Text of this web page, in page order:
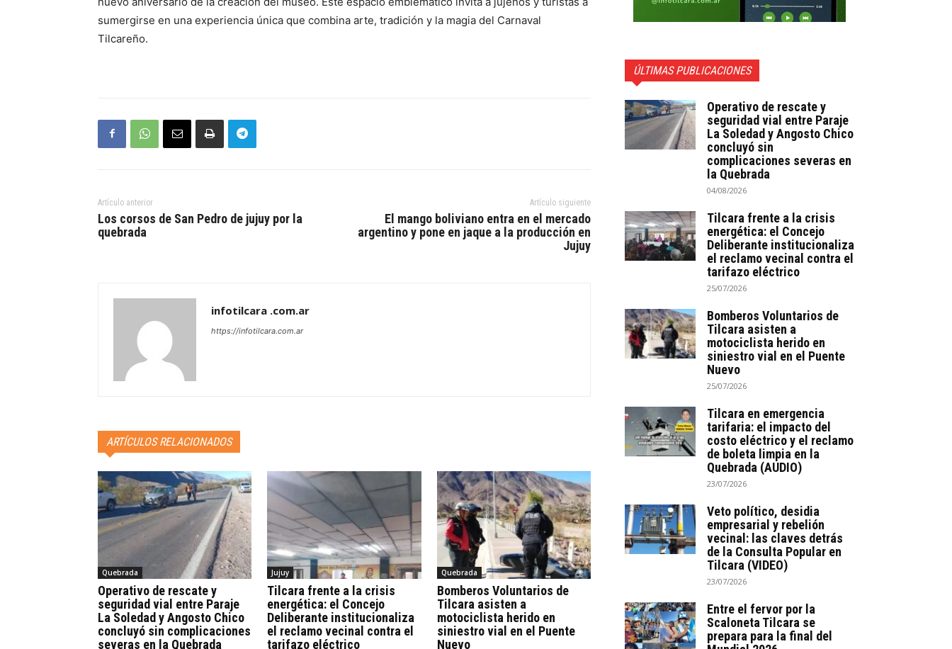
sumergirse en una experiencia única que combina arte, tradición y la magia del Carnaval
Tilcareño.
Artículo anterior
Los corsos de San Pedro de jujuy por la
quebrada
Artículo siguiente
El mango boliviano entra en el mercado
argentino y pone en jaque a la producción en
Jujuy
infotilcara .com.ar
https://infotilcara.com.ar
ARTÍCULOS RELACIONADOS
Quebrada
Operativo de rescate y
seguridad vial entre Paraje
La Soledad y Angosto Chico
concluyó sin complicaciones
severas en la Quebrada
Jujuy
Tilcara frente a la crisis
energética: el Concejo
Deliberante institucionaliza
el reclamo vecinal contra el
tarifazo eléctrico
Quebrada
Bomberos Voluntarios de
Tilcara asisten a
motociclista herido en
siniestro vial en el Puente
Nuevo
ÚLTIMAS PUBLICACIONES
Operativo de rescate y
seguridad vial entre Paraje
La Soledad y Angosto Chico
concluyó sin
complicaciones severas en
la Quebrada
04/08/2026
Tilcara frente a la crisis
energética: el Concejo
Deliberante institucionaliza
el reclamo vecinal contra el
tarifazo eléctrico
25/07/2026
Bomberos Voluntarios de
Tilcara asisten a
motociclista herido en
siniestro vial en el Puente
Nuevo
25/07/2026
Tilcara en emergencia
tarifaria: el impacto del
costo eléctrico y el reclamo
de boleta limpia en la
Quebrada (AUDIO)
23/07/2026
Veto político, desidia
empresarial y rebelión
vecinal: las claves detrás
de la Consulta Popular en
Tilcara (VIDEO)
23/07/2026
Entre el fervor por la
Scaloneta Tilcara se
prepara para la final del